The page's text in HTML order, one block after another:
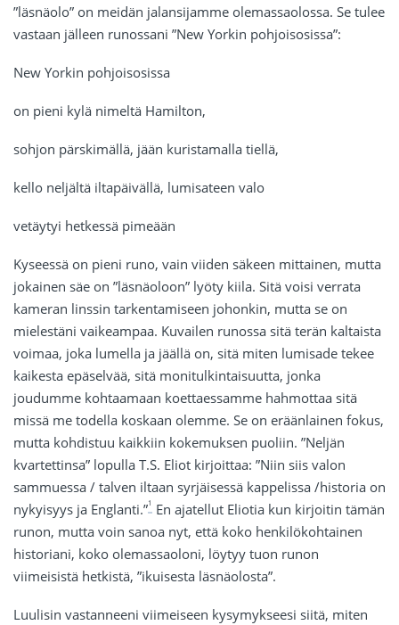
”läsnäolo” on meidän jalansijamme olemassaolossa. Se tulee
vastaan jälleen runossani ”New Yorkin pohjoisosissa”:
New Yorkin pohjoisosissa
on pieni kylä nimeltä Hamilton,
sohjon pärskimällä, jään kuristamalla tiellä,
kello neljältä iltapäivällä, lumisateen valo
vetäytyi hetkessä pimeään
Kyseessä on pieni runo, vain viiden säkeen mittainen, mutta
jokainen säe on ”läsnäoloon” lyöty kiila. Sitä voisi verrata
kameran linssin tarkentamiseen johonkin, mutta se on
mielestäni vaikeampaa. Kuvailen runossa sitä terän kaltaista
voimaa, joka lumella ja jäällä on, sitä miten lumisade tekee
kaikesta epäselvää, sitä monitulkintaisuutta, jonka
joudumme kohtaamaan koettaessamme hahmottaa sitä
missä me todella koskaan olemme. Se on eräänlainen fokus,
mutta kohdistuu kaikkiin kokemuksen puoliin. ”Neljän
kvartettinsa” lopulla T.S. Eliot kirjoittaa: ”Niin siis valon
sammuessa / talven iltaan syrjäisessä kappelissa /historia on
nykyisyys ja Englanti.”1
En ajatellut Eliotia kun kirjoitin tämän
runon, mutta voin sanoa nyt, että koko henkilökohtainen
historiani, koko olemassaoloni, löytyy tuon runon
viimeisistä hetkistä, ”ikuisesta läsnäolosta”.
Luulisin vastanneeni viimeiseen kysymykseesi siitä, miten